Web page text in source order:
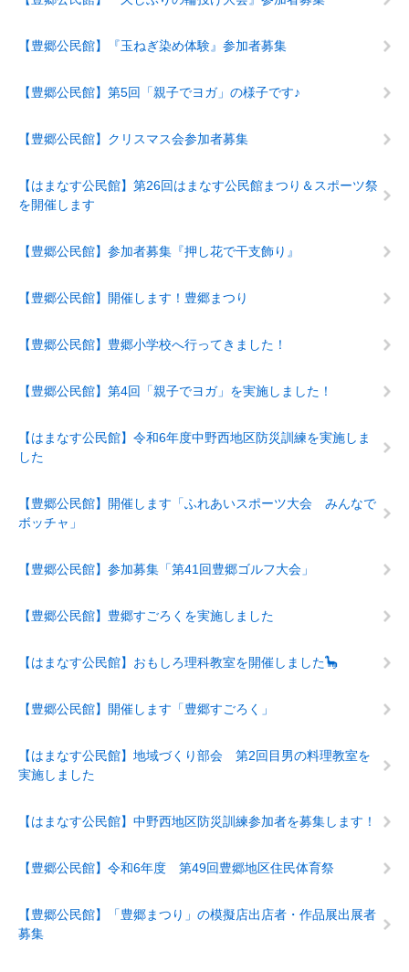
【豊郷公民館】『玉ねぎ染め体験』参加者募集
【豊郷公民館】第5回「親子でヨガ」の様子です♪
【豊郷公民館】クリスマス会参加者募集
【はまなす公民館】第26回はまなす公民館まつり＆スポーツ祭
を開催します
【豊郷公民館】参加者募集『押し花で干支飾り』
【豊郷公民館】開催します！豊郷まつり
【豊郷公民館】豊郷小学校へ行ってきました！
【豊郷公民館】第4回「親子でヨガ」を実施しました！
【はまなす公民館】令和6年度中野西地区防災訓練を実施しま
した
【豊郷公民館】開催します「ふれあいスポーツ大会 みんなで
ボッチャ」
【豊郷公民館】参加募集「第41回豊郷ゴルフ大会」
【豊郷公民館】豊郷すごろくを実施しました
【はまなす公民館】おもしろ理科教室を開催しました🦕
【豊郷公民館】開催します「豊郷すごろく」
【はまなす公民館】地域づくり部会 第2回目男の料理教室を
実施しました
【はまなす公民館】中野西地区防災訓練参加者を募集します！
【豊郷公民館】令和6年度 第49回豊郷地区住民体育祭
【豊郷公民館】「豊郷まつり」の模擬店出店者・作品展出展者
募集